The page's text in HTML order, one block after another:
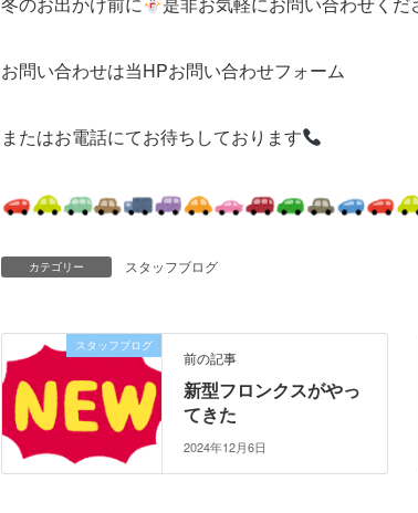
お問い合わせは当HPお問い合わせフォーム
またはお電話にてお待ちしております
カテゴリー スタッフブログ
スタッフブログ
前の記事
新型フロンクスがやっ
てきた
2024年12月6日